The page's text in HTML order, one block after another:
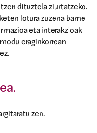
dituztela ziurtatzeko.
lotura zuzena barne
eta interakzioak
eraginkorrean
zen.